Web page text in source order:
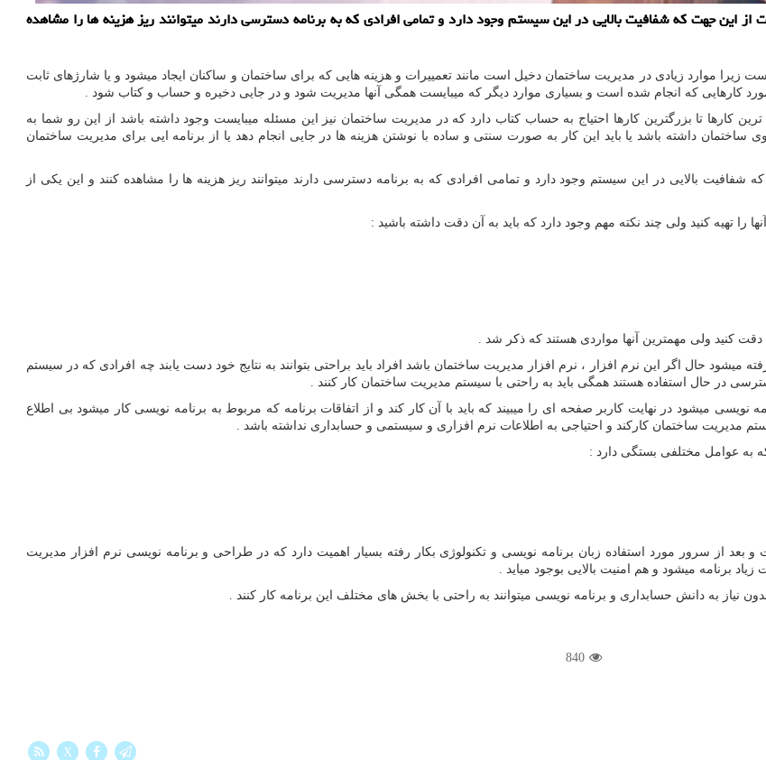
این جهت که شفافیت بالایی در این سیستم وجود دارد و تمامی افرادی که به برنامه دسترسی دارند میتوانند ریز هزینه ها را مشاهده
زیرا موارد زیادی در مدیریت ساختمان دخیل است مانند تعمییرات و هزینه هایی که برای ساختمان و ساکنان ایجاد میشود و یا شارژهای ثابت
کارهایی که انجام شده است و بسیاری موارد دیگر که میبایست همگی آنها مدیریت شود و در جایی دخیره و حساب و کتاب شود .
کارها تا بزرگترین کارها احتیاج به حساب کتاب دارد که در مدیریت ساختمان نیز این مسئله میبایست وجود داشته باشد از این رو شما به
داشته باشد یا باید این کار به صورت سنتی و ساده با نوشتن هزینه ها در جایی انجام دهد یا از برنامه ایی برای مدیریت ساختمان
بالایی در این سیستم وجود دارد و تمامی افرادی که به برنامه دسترسی دارند میتوانند ریز هزینه ها را مشاهده کنند و این یکی از
را تهیه کنید ولی چند نکته مهم وجود دارد که باید به آن دقت داشته باشید :
دقت کنید ولی مهمترین آنها مواردی هستند که ذکر شد .
حال اگر این نرم افزار ، نرم افزار مدیریت ساختمان باشد افراد باید براحتی بتوانند به نتایج خود دست یابند چه افرادی که در سیستم
در حال استفاده هستند همگی باید به راحتی با سیستم مدیریت ساختمان کار کنند .
میشود در نهایت کاربر صفحه ای را میبیند که باید با آن کار کند و از اتفاقات برنامه که مربوط به برنامه نویسی کار میشود بی اطلاع
مدیریت ساختمان کارکند و احتیاجی به اطلاعات نرم افزاری و سیستمی و حسابداری نداشته باشد .
به عوامل مختلفی بستگی دارد :
از سرور مورد استفاده زبان برنامه نویسی و تکنولوژی بکار رفته بسیار اهمیت دارد که در طراحی و برنامه نویسی نرم افزار مدیریت
برنامه میشود و هم امنیت بالایی بوجود میاید .
به دانش حسابداری و برنامه نویسی میتوانند به راحتی با بخش های مختلف این برنامه کار کنند .
840
X